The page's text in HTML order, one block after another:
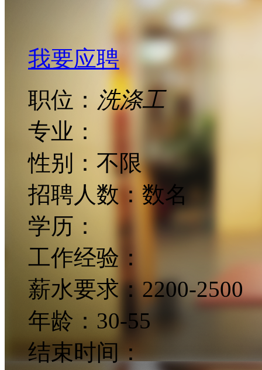
我要应聘
职位： 洗涤工
专业：
性别： 不限
招聘人数： 数名
学历：
工作经验：
薪水要求：2200-2500
年龄： 30-55
结束时间：